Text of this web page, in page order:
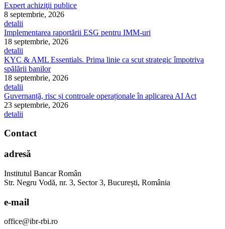
Expert achiziţii publice
8 septembrie, 2026
detalii
Implementarea raportării ESG pentru IMM-uri
18 septembrie, 2026
detalii
KYC & AML Essentials. Prima linie ca scut strategic împotriva
spălării banilor
18 septembrie, 2026
detalii
Guvernanță, risc și controale operaționale în aplicarea AI Act
23 septembrie, 2026
detalii
Contact
adresă
Institutul Bancar Român
Str. Negru Vodă, nr. 3, Sector 3, București, România
e-mail
office@ibr-rbi.ro